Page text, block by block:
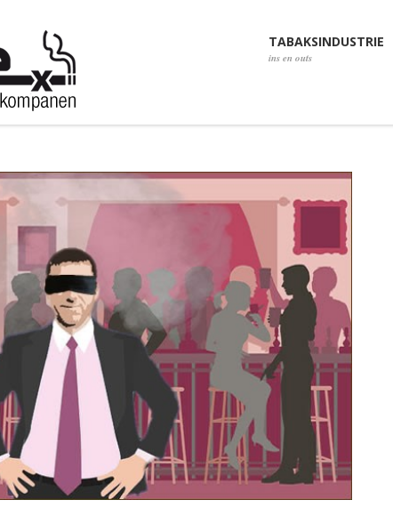
TABAKSINDUSTRIE
ins en outs